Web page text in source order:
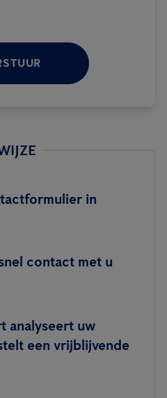
in
contact met u
analyseert uw
een vrijblijvende